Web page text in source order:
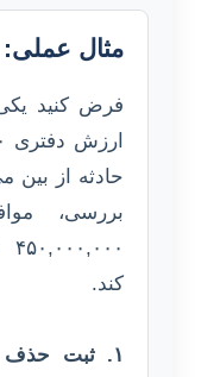
مثال عملی:
فرض کنید
حادثه از
بررسی،
کند.
۱. ثبت حذف